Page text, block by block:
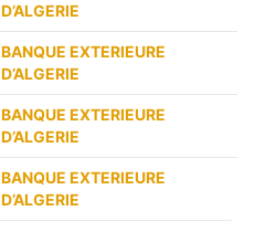
D’ALGERIE
BANQUE EXTERIEURE
D’ALGERIE
BANQUE EXTERIEURE
D’ALGERIE
BANQUE EXTERIEURE
D’ALGERIE